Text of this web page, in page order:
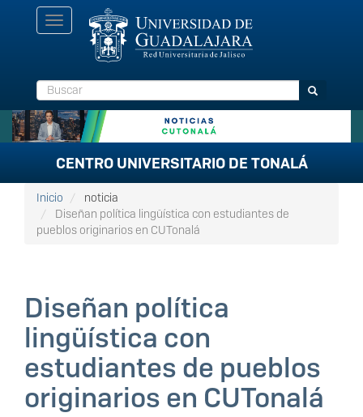
Toggle
navigation
Buscar Buscar
CENTRO UNIVERSITARIO DE TONALÁ
Inicio
noticia
Diseñan política lingüística con estudiantes de
pueblos originarios en CUTonalá
Diseñan política
lingüística con
estudiantes de pueblos
originarios en CUTonalá